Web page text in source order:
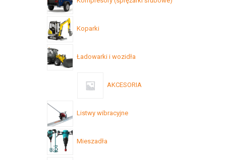
Koparki
Ładowarki i wozidła
AKCESORIA
Listwy wibracyjne
Mieszadła